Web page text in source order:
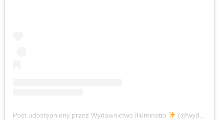
Post udostępniony przez Wydawnictwo Illuminatio (@wydawnictwo.illuminatio)